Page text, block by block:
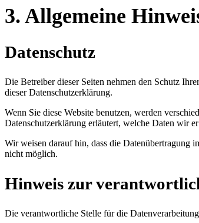
3. Allgemeine
Datenschutz
Die Betreiber dieser Seiten nehmen den Schutz
dieser Datenschutzerklärung.
Wenn Sie diese Website benutzen, werden
Datenschutzerklärung erläutert, welche Daten wir
Wir weisen darauf hin, dass die
nicht möglich.
Hinweis zur
Die verantwortliche Stelle für die